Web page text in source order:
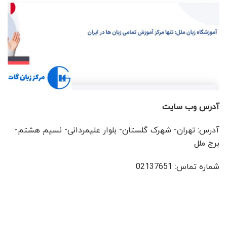
آدرس وب سایت
آدرس: تهران- شهرک گلستان- بلوار علیمردانی- نسیم هشتم-
برج ملل
شماره تماس: 02137651